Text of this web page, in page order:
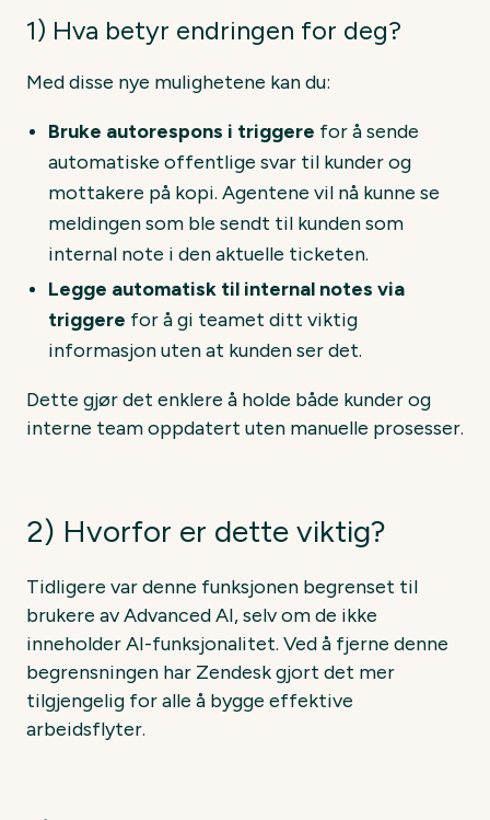
1) Hva betyr endringen for deg?
Med disse nye mulighetene kan du:
Bruke autorespons i triggere for å sende
automatiske offentlige svar til kunder og
mottakere på kopi. Agentene vil nå kunne se
meldingen som ble sendt til kunden som
internal note i den aktuelle ticketen.
Legge automatisk til internal notes via
triggere for å gi teamet ditt viktig
informasjon uten at kunden ser det.
Dette gjør det enklere å holde både kunder og
interne team oppdatert uten manuelle prosesser.
2) Hvorfor er dette viktig?
Tidligere var denne funksjonen begrenset til
brukere av Advanced AI, selv om de ikke
inneholder AI-funksjonalitet. Ved å fjerne denne
begrensningen har Zendesk gjort det mer
tilgjengelig for alle å bygge effektive
arbeidsflyter.